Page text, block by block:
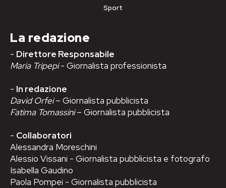
Sport
La redazione
- Direttore Responsabile
Maria Tripepi- Giornalista professionista
- In redazione
David Orfei– Giornalista pubblicista
Fatima Tomassini– Giornalista pubblicista
- Collaboratori
Alessandra Moreschini
Alessio Vissani - Giornalista pubblicista e fotografo
Isabella Gaudino
Paola Pompei - Giornalista pubblicista